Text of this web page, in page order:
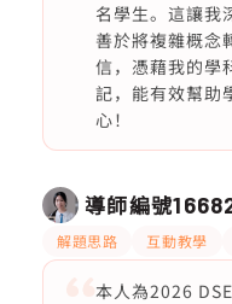
名學生。這讓我
善於將複雜概念
信，憑藉我的學
記，能有效幫助
心！
導師編號
解題思路 互動教學
本人為2026